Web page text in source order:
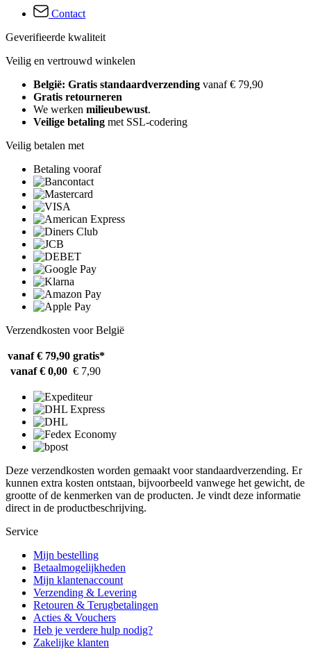
Contact
Geverifieerde kwaliteit
Veilig en vertrouwd winkelen
België: Gratis standaardverzending vanaf € 79,90
Gratis retourneren
We werken milieubewust.
Veilige betaling met SSL-codering
Veilig betalen met
Betaling vooraf
Verzendkosten voor België
vanaf € 79,90 gratis*
vanaf € 0,00 € 7,90
Deze verzendkosten worden gemaakt voor standaardverzending. Er
kunnen extra kosten ontstaan, bijvoorbeeld vanwege het gewicht, de
grootte of de kenmerken van de producten. Je vindt deze informatie
direct in de productbeschrijving.
Service
Mijn bestelling
Betaalmogelijkheden
Mijn klantenaccount
Verzending & Levering
Retouren & Terugbetalingen
Acties & Vouchers
Heb je verdere hulp nodig?
Zakelijke klanten